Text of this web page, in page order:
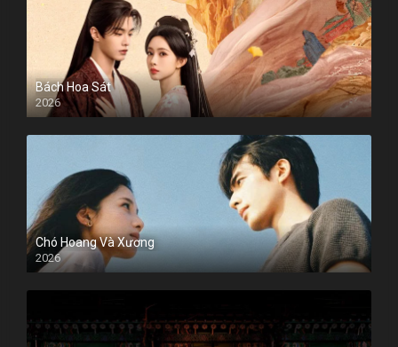
Bách Hoa Sát
2026
Chó Hoang Và Xương
2026